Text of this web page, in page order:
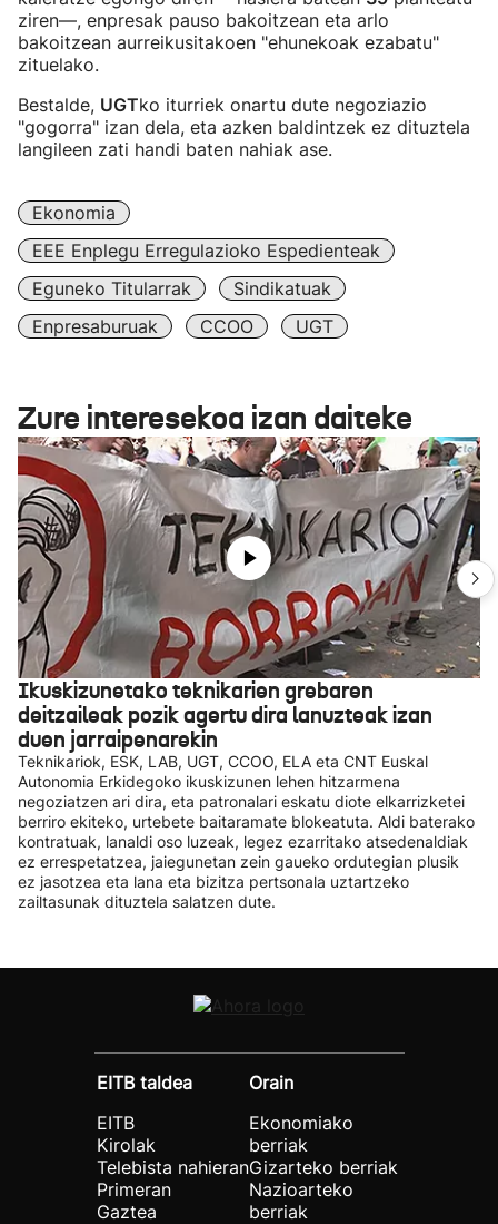
ziren—, enpresak pauso bakoitzean eta arlo
bakoitzean aurreikusitakoen "ehunekoak ezabatu"
zituelako.
Bestalde, UGTko iturriek onartu dute negoziazio
"gogorra" izan dela, eta azken baldintzek ez dituztela
langileen zati handi baten nahiak ase.
Ekonomia
EEE Enplegu Erregulazioko Espedienteak
Eguneko Titularrak
Sindikatuak
Enpresaburuak
CCOO UGT
Zure interesekoa izan daiteke
Ikuskizunetako teknikarien grebaren
deitzaileak pozik agertu dira lanuzteak izan
duen jarraipenarekin
Teknikariok, ESK, LAB, UGT, CCOO, ELA eta CNT Euskal
Autonomia Erkidegoko ikuskizunen lehen hitzarmena
negoziatzen ari dira, eta patronalari eskatu diote elkarrizketei
berriro ekiteko, urtebete baitaramate blokeatuta. Aldi baterako
kontratuak, lanaldi oso luzeak, legez ezarritako atsedenaldiak
ez errespetatzea, jaiegunetan zein gaueko ordutegian plusik
ez jasotzea eta lana eta bizitza pertsonala uztartzeko
zailtasunak dituztela salatzen dute.
EITB taldea
EITB
Kirolak
Telebista nahieran
Primeran
Gaztea
Orain
Ekonomiako
berriak
Gizarteko berriak
Nazioarteko
berriak